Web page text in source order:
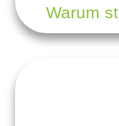
Warum